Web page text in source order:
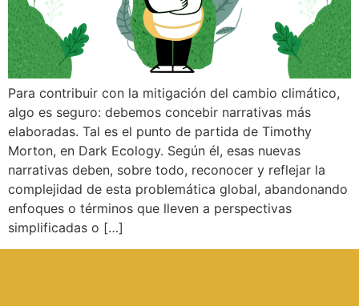
Para contribuir con la mitigación del cambio climático,
algo es seguro: debemos concebir narrativas más
elaboradas. Tal es el punto de partida de Timothy
Morton, en Dark Ecology. Según él, esas nuevas
narrativas deben, sobre todo, reconocer y reflejar la
complejidad de esta problemática global, abandonando
enfoques o términos que lleven a perspectivas
simplificadas o […]